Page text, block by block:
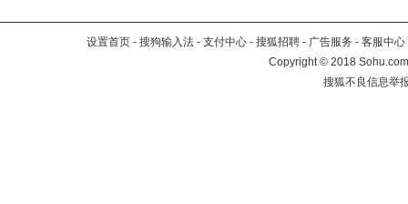
设置首页 - 搜狗输入法 - 支付中心 - 搜狐招聘 - 广告服务 - 客服中心
Copyright©2018
搜狐不良信息举